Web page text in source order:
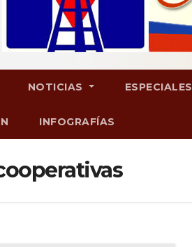
NOTICIAS ESPECIALES
INFOGRAFÍAS